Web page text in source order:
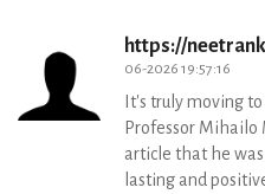
https://
06-2026 19:57:16
It's truly moving
Professor Mihailo
article that he
lasting and